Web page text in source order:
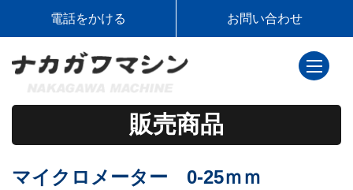
電話をかける お問い合わせ
toggle
販売商品
マイクロメーター 0-25ｍｍ